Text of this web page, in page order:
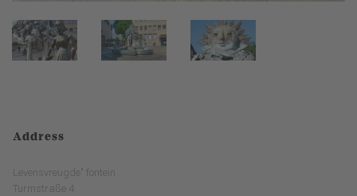
Address
Levensvreugde" fontein
Turmstraße 4